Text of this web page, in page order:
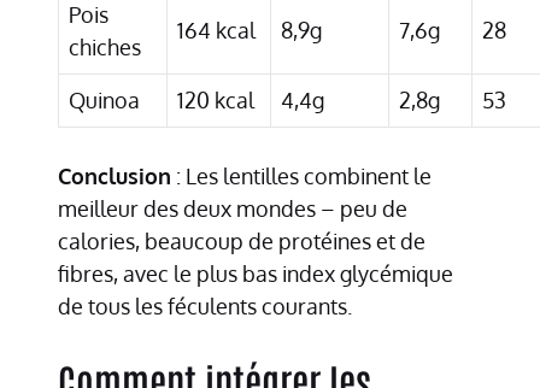
Pois
chiches
164 kcal 8,9g 7,6g 28
Quinoa 120 kcal 4,4g 2,8g 53
Conclusion : Les lentilles combinent le
meilleur des deux mondes – peu de
calories, beaucoup de protéines et de
fibres, avec le plus bas index glycémique
de tous les féculents courants.